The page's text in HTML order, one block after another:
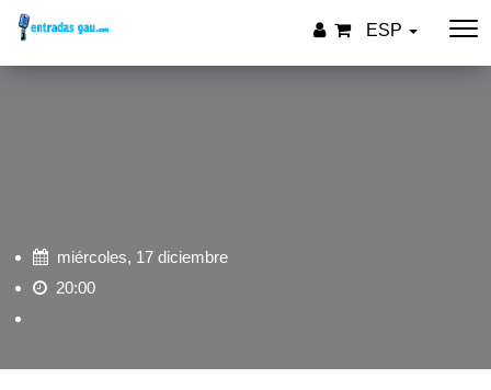
ESP
miércoles, 17 diciembre
20:00